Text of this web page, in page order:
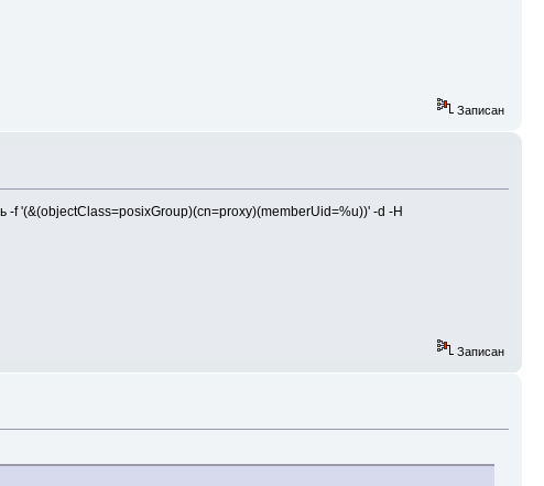
Записан
f '(&(objectClass=posixGroup)(cn=proxy)(memberUid=%u))' -d -H
Записан